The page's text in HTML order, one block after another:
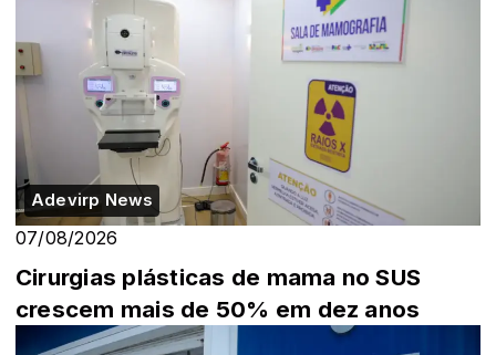
Adevirp News
07/08/2026
Cirurgias plásticas de mama no SUS
crescem mais de 50% em dez anos